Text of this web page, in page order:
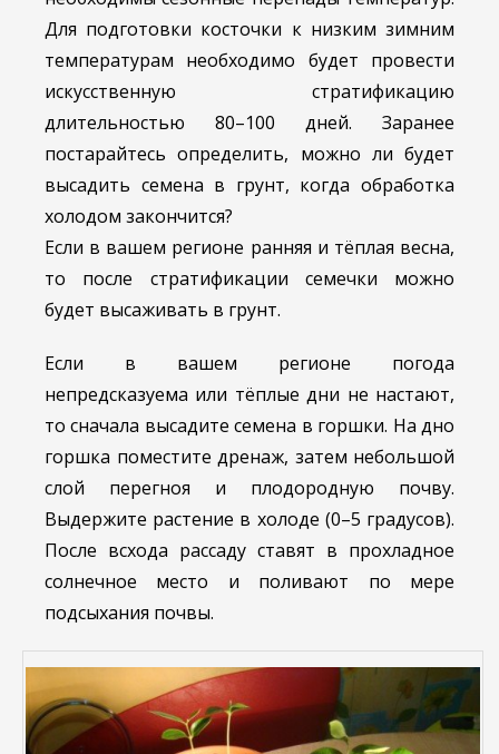
Для подготовки косточки к низким зимним
температурам необходимо будет провести
искусственную стратификацию
длительностью 80–100 дней. Заранее
постарайтесь определить, можно ли будет
высадить семена в грунт, когда обработка
холодом закончится?
Если в вашем регионе ранняя и тёплая весна,
то после стратификации семечки можно
будет высаживать в грунт.
Если в вашем регионе погода
непредсказуема или тёплые дни не настают,
то сначала высадите семена в горшки. На дно
горшка поместите дренаж, затем небольшой
слой перегноя и плодородную почву.
Выдержите растение в холоде (0–5 градусов).
После всхода рассаду ставят в прохладное
солнечное место и поливают по мере
подсыхания почвы.